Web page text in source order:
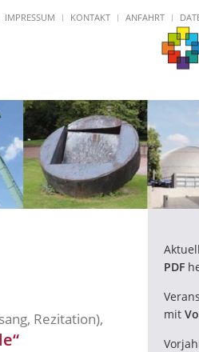
IMPRESSUM KONTAKT ANFAHRT
Rezitation),
PDF
mit